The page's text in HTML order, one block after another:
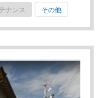
ナンス その他